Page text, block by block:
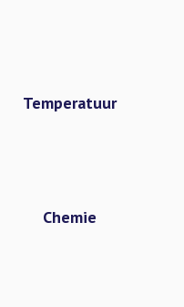
Temperatuur
Chemie